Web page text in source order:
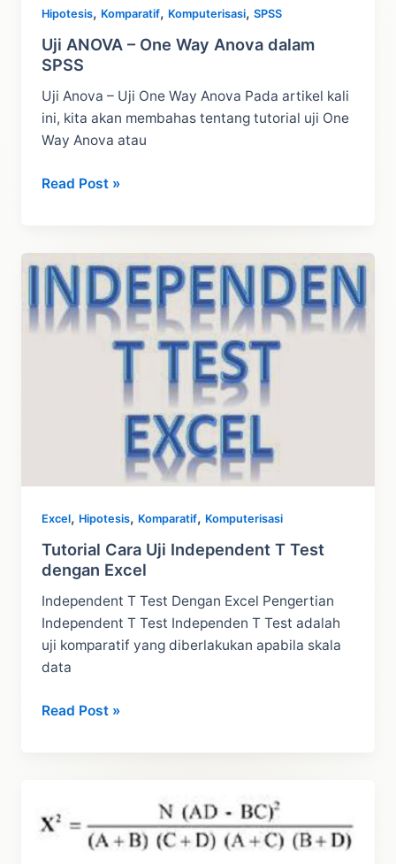
Hipotesis, Komparatif, Komputerisasi,SPSS
Uji ANOVA – One Way Anova dalam
SPSS
Uji Anova – Uji One Way Anova Pada artikel kali
ini, kita akan membahas tentang tutorial uji One
Way Anova atau
Uji
Way
Anova
dalam
Read Post »
Excel, Hipotesis, Komparatif, Komputerisasi
Tutorial Cara Uji Independent T Test
dengan Excel
Independent T Test Dengan Excel Pengertian
Independent T Test Independen T Test adalah
uji komparatif yang diberlakukan apabila skala
data
Tutorial
Test
dengan
Read Post »